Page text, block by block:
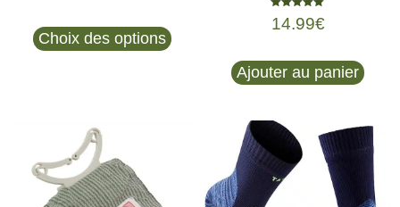
Choix des options
Note
5.00
14.99€
Ajouter au panier